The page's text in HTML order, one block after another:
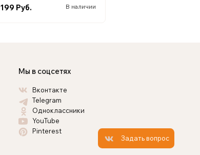
199 Руб. В наличии
Мы в соцсетях
Вконтакте
Telegram
Одноклассники
YouTube
Pinterest
Задать вопрос